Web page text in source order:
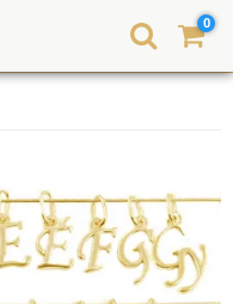
0